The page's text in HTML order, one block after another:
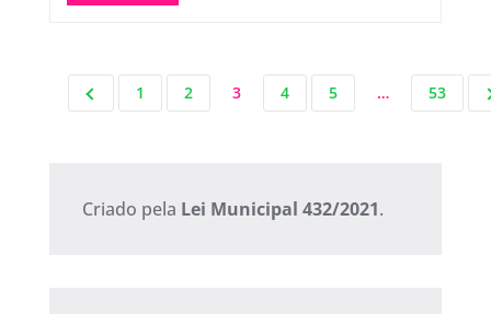
1 2 3 4 5 … 53
Criado pela Lei Municipal 432/2021.